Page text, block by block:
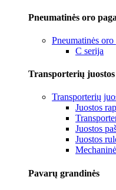
Pneumatinės oro
Pneumatinės oro
C serija
Transporterių juostos
Transporterių
Juostos
Juostos
Juostos
Pavarų grandinės